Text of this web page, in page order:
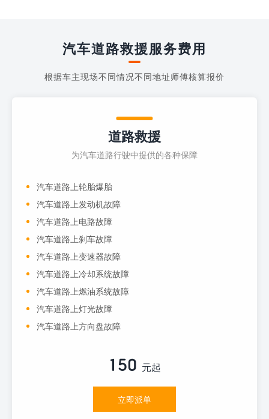
汽车道路救援服务费用
根据车主现场不同情况不同地址师傅核算报价
道路救援
为汽车道路行驶中提供的各种保障
汽车道路上轮胎爆胎
汽车道路上发动机故障
汽车道路上电路故障
汽车道路上刹车故障
汽车道路上变速器故障
汽车道路上冷却系统故障
汽车道路上燃油系统故障
汽车道路上灯光故障
汽车道路上方向盘故障
150 元起
立即派单